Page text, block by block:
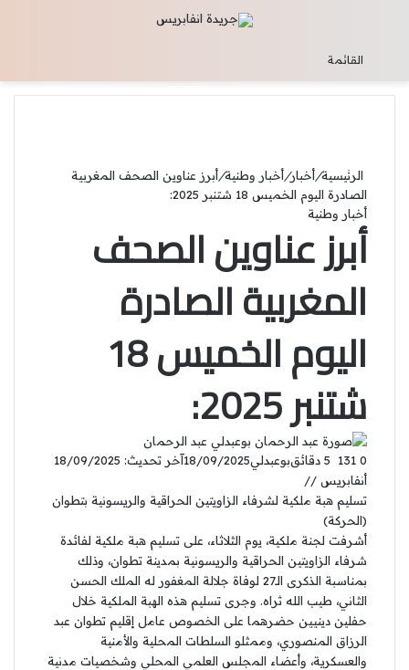
القائمة
الرئيسية/أخبار/أخبار وطنية/أبرز عناوين الصحف المغربية
الصادرة اليوم الخميس 18 شتنبر 2025:
أخبار وطنية
أبرز عناوين الصحف
المغربية الصادرة
اليوم الخميس 18
شتنبر 2025:
عبد الرحمان
بوعبدلي18/09/2025آخر تحديث: 18/09/2025 0
أنفابريس //
تسليم هبة ملكية لشرفاء الزاويتين الحراقية والريسونية بتطوان
(الحركة)
أشرفت لجنة ملكية، يوم الثلاثاء، على تسليم هبة ملكية لفائدة
شرفاء الزاويتين الحراقية والريسونية بمدينة تطوان، وذلك
بمناسبة الذكرى الـ27 لوفاة جلالة المغفور له الملك الحسن
الثاني، طيب الله ثراه. وجرى تسليم هذه الهبة الملكية خلال
حفلين دينيين حضرهما على الخصوص عامل إقليم تطوان عبد
الرزاق المنصوري، وممثلو السلطات المحلية والأمنية
والعسكرية، وأعضاء المجلس العلمي المحلي وشخصيات مدنية